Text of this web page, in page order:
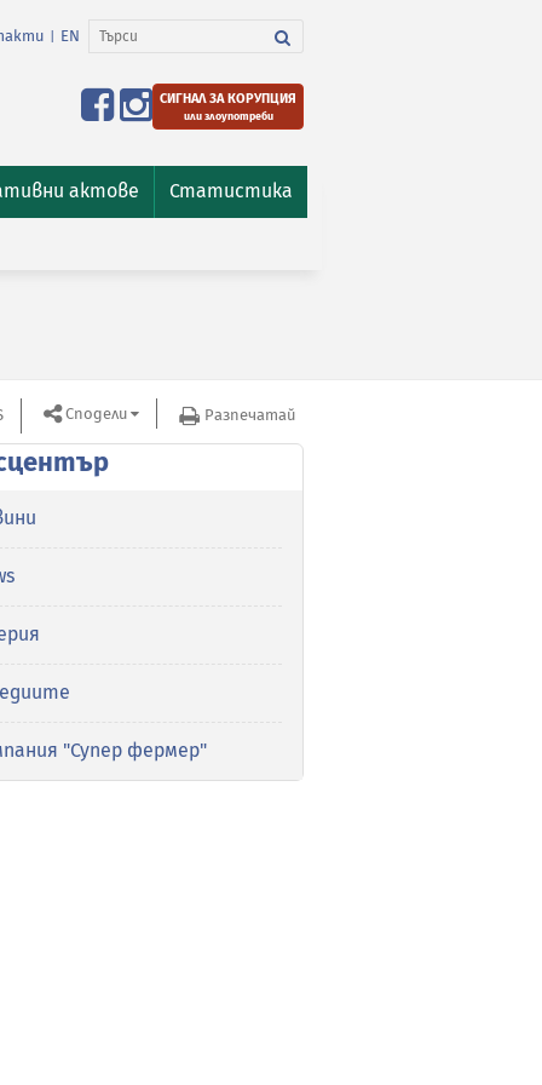
EN
СИГНАЛ ЗА КОРУПЦИЯ
или злоупотреби
актове Статистика
Сподели Разпечатай
"Супер фермер"